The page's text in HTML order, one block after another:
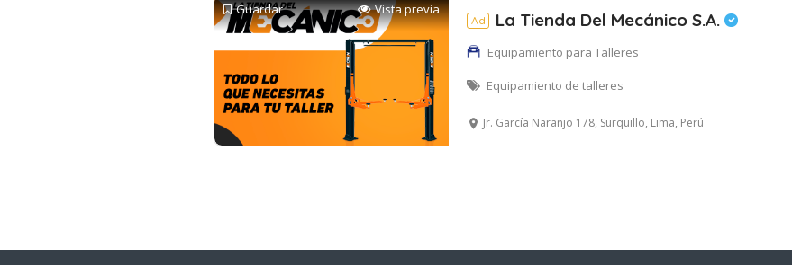
Guardar Vista previa
Ad La Tienda Del Mecánico S.A.
Equipamiento para Talleres
Equipamiento de talleres
Jr. García Naranjo 178, Surquillo, Lima, Perú